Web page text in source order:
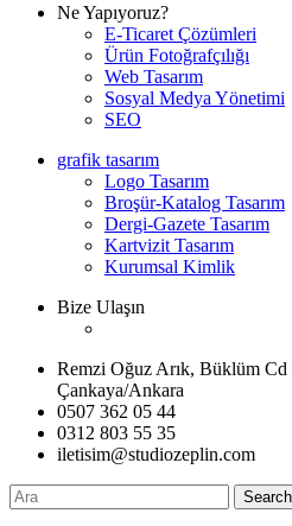
Ne Yapıyoruz?
E-Ticaret Çözümleri
Ürün Fotoğrafçılığı
Web Tasarım
Sosyal Medya Yönetimi
SEO
grafik tasarım
Logo Tasarım
Broşür-Katalog Tasarım
Dergi-Gazete Tasarım
Kartvizit Tasarım
Kurumsal Kimlik
Bize Ulaşın
Remzi Oğuz Arık, Büklüm
Çankaya/Ankara
0507 362 05 44
0312 803 55 35
iletisim@studiozeplin.com
Search